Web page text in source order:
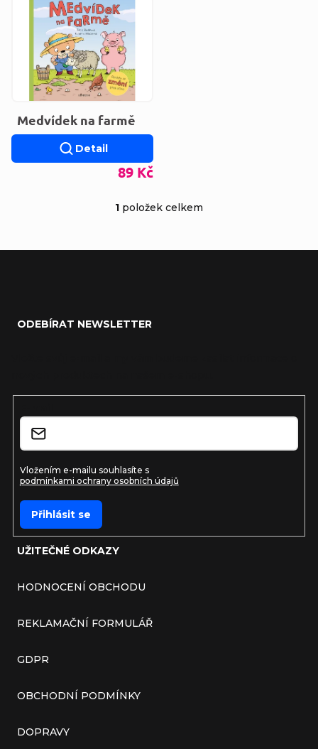
Výpis produktů
Medvídek na farmě
89 Kč
Detail
1 položek celkem
UŽITEČNÉ ODKAZY
HODNOCENÍ OBCHODU
REKLAMAČNÍ FORMULÁŘ
GDPR
OBCHODNÍ PODMÍNKY
DOPRAVY
ODEBÍRAT NEWSLETTER
Vložením e-mailu souhlasíte s
podmínkami ochrany osobních údajů
Přihlásit se